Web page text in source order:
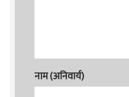
नाम (अनिवार्य)